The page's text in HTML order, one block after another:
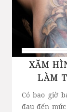
XĂM
LÀM
Có bao giờ
đau đến